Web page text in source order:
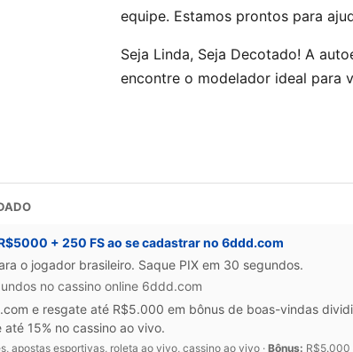
equipe. Estamos prontos para
Seja Linda, Seja Decotado! A
encontre o modelador ideal para
+ 250 FS ao se cadastrar no 6ddd.com
o jogador brasileiro. Saque PIX em 30 segundos.
no cassino online 6ddd.com
e resgate até R$5.000 em bônus de boas-vindas
15% no cassino ao vivo.
apostas esportivas, roleta ao vivo, cassino ao vivo · Bônus: R$5.000